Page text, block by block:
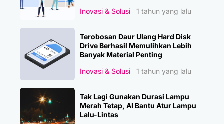
Inovasi & Solusi
1 tahun yang lalu
Terobosan Daur Ulang Hard Disk
Drive Berhasil Memulihkan Lebih
Banyak Material Penting
Inovasi & Solusi
1 tahun yang lalu
Tak Lagi Gunakan Durasi Lampu
Merah Tetap, AI Bantu Atur Lampu
Lalu-Lintas